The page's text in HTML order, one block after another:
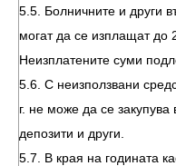
5.5. Болничните и други
могат да се изплащат до
Неизплатените суми
5.6. С неизползвани
г. не може да се закупува
депозити и други.
5.7. В края на годината